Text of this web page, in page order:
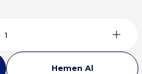
Hemen Al